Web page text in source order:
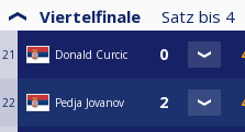
Viertelfinale Satz bis 4
21 Donald Curcic
22 Pedja Jovanov